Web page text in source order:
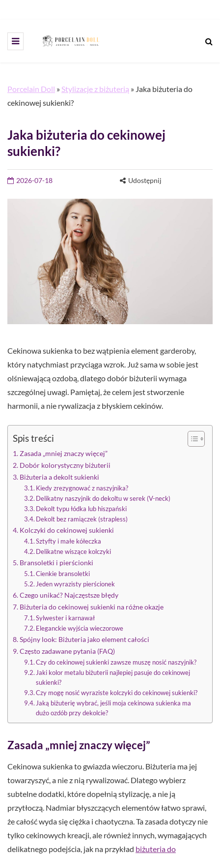
Porcelain Doll »Stylizacje z biżuterią » Jaka biżuteria do
cekinowej sukienki?
Jaka biżuteria do cekinowej
sukienki?
2026-07-18 Udostępnij
Cekinowa sukienka to bez wątpienia element garderoby,
który natychmiast przyciąga wzrok. Już sama w sobie jest
olśniewającą ozdobą, dlatego dobór biżuterii wymaga
szczególnej uwagi. Pamiętaj, że celem jest stworzenie
harmonii, a nie rywalizacja z błyskiem cekinów.
Spis treści
Zasada „mniej znaczy więcej”
Dobór kolorystyczny biżuterii
Biżuteria a dekolt sukienki
Kiedy zrezygnować z naszyjnika?
Delikatny naszyjnik do dekoltu w serek (V-neck)
Dekolt typu łódka lub hiszpański
Dekolt bez ramiączek (strapless)
Kolczyki do cekinowej sukienki
Sztyfty i małe kółeczka
Delikatne wiszące kolczyki
Bransoletki i pierścionki
Cienkie bransoletki
Jeden wyrazisty pierścionek
Czego unikać? Najczęstsze błędy
Biżuteria do cekinowej sukienki na różne okazje
Sylwester i karnawał
Eleganckie wyjścia wieczorowe
Spójny look: Biżuteria jako element całości
Często zadawane pytania (FAQ)
Czy do cekinowej sukienki zawsze muszę nosić naszyjnik?
Jaki kolor metalu biżuterii najlepiej pasuje do cekinowej
sukienki?
Czy mogę nosić wyraziste kolczyki do cekinowej sukienki?
Jaką biżuterię wybrać, jeśli moja cekinowa sukienka ma
dużo ozdób przy dekolcie?
Zasada „mniej znaczy więcej”
Cekinowa sukienka to gwiazda wieczoru. Biżuteria ma jej
towarzyszyć, a nie z nią rywalizować. Dlatego wybierz
subtelne dodatki, które dopełnią stylizację, a nie ją
przytłoczą. Nadmiar błyszczących elementów łatwo sprawi,
że całość wyda się ciężka i chaotyczna. Ta zasada dotyczy nie
tylko cekinowych kreacji, ale również innych, wymagających
delikatnego podejścia, jak na przykład biżuteria do